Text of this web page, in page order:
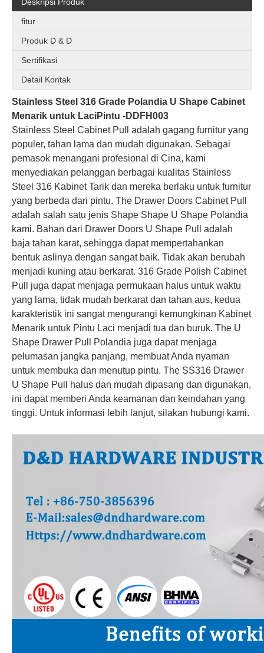
Tarik silinder profil Euro 304 Euro untuk Pintu Kayu –DDFH012 Pegangan Furnitur Antirust Grade 316 Untuk Gulungan Selang Kebakaran –DDFH013
Pegangan cangkir furnitur stainless steel untuk pintu ayam api interior –ddfh014 Stainless Steel 304 Square Antik Furniture Tarik Pegangan untuk Pintu Kabinet –DDFH015
fitur
Produk D & D
Sertifikasi
Detail Kontak
Stainless Steel 316 Grade Polandia U Shape Cabinet
Menarik untuk LaciPintu -DDFH003
Stainless Steel Cabinet Pull adalah gagang furnitur yang
populer, tahan lama dan mudah digunakan. Sebagai
pemasok menangani profesional di Cina, kami
menyediakan pelanggan berbagai kualitas Stainless
Steel 316 Kabinet Tarik dan mereka berlaku untuk furnitur
yang berbeda dari pintu. The Drawer Doors Cabinet Pull
adalah salah satu jenis Shape Shape U Shape Polandia
kami. Bahan dari Drawer Doors U Shape Pull
adalah
baja tahan karat, sehingga dapat mempertahankan
bentuk aslinya dengan sangat baik. Tidak akan berubah
menjadi kuning atau berkarat. 316 Grade Polish Cabinet
Pull juga dapat menjaga permukaan halus untuk waktu
yang lama, tidak mudah berkarat dan tahan aus, kedua
karakteristik ini sangat mengurangi kemungkinan Kabinet
Menarik untuk Pintu Laci menjadi tua dan buruk. The U
Shape Drawer Pull Polandia juga dapat menjaga
pelumasan jangka panjang, membuat Anda nyaman
untuk membuka dan menutup pintu. The SS316 Drawer
U Shape Pull
halus dan mudah dipasang dan digunakan,
ini dapat memberi Anda keamanan dan keindahan yang
tinggi. Untuk informasi lebih lanjut, silakan hubungi kami.